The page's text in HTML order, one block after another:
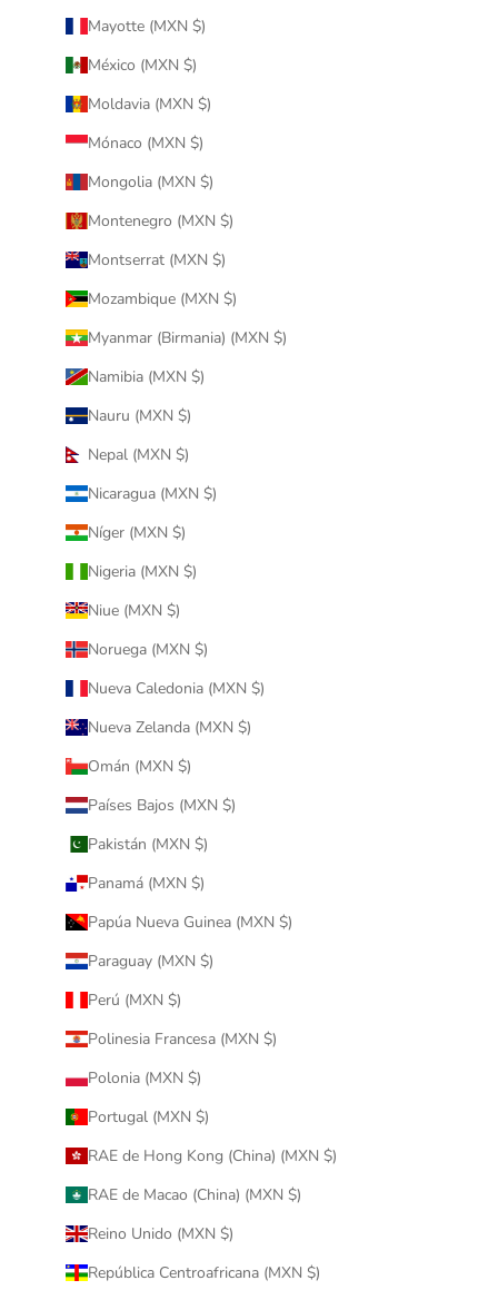
Mayotte (MXN $)
México (MXN $)
Moldavia (MXN $)
Mónaco (MXN $)
Mongolia (MXN $)
Montenegro (MXN $)
Montserrat (MXN $)
Mozambique (MXN $)
Myanmar (Birmania) (MXN $)
Namibia (MXN $)
Nauru (MXN $)
Nepal (MXN $)
Nicaragua (MXN $)
Níger (MXN $)
Nigeria (MXN $)
Niue (MXN $)
Noruega (MXN $)
Nueva Caledonia (MXN $)
Nueva Zelanda (MXN $)
Omán (MXN $)
Países Bajos (MXN $)
Pakistán (MXN $)
Panamá (MXN $)
Papúa Nueva Guinea (MXN $)
Paraguay (MXN $)
Perú (MXN $)
Polinesia Francesa (MXN $)
Polonia (MXN $)
Portugal (MXN $)
RAE de Hong Kong (China) (MXN $)
RAE de Macao (China) (MXN $)
Reino Unido (MXN $)
República Centroafricana (MXN $)